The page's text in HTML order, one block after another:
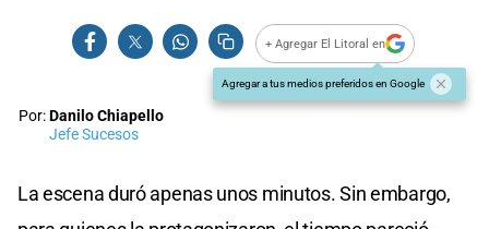
+ Agregar El Litoral en
Agregar a tus medios preferidos en Google
Por:Danilo Chiapello
Jefe Sucesos
La escena duró apenas unos minutos. Sin embargo,